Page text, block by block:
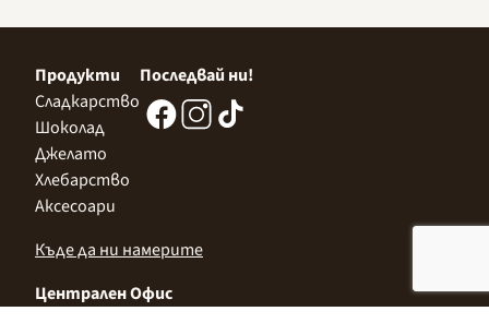
Продукти
Сладкарство
Шоколад
Джелато
Хлебарство
Аксесоари
Последвай ни!
Къде да ни намерите
Централен Офис